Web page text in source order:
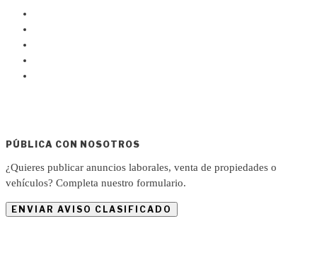
PÚBLICA CON NOSOTROS
¿Quieres publicar anuncios laborales, venta de propiedades o
vehículos? Completa nuestro formulario.
ENVIAR AVISO CLASIFICADO